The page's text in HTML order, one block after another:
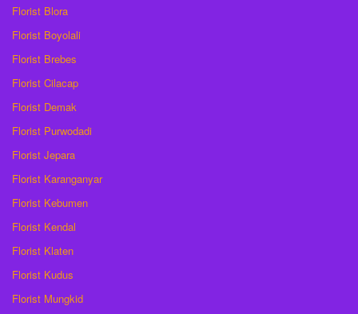
Florist Blora
Florist Boyolali
Florist Brebes
Florist Cilacap
Florist Demak
Florist Purwodadi
Florist Jepara
Florist Karanganyar
Florist Kebumen
Florist Kendal
Florist Klaten
Florist Kudus
Florist Mungkid